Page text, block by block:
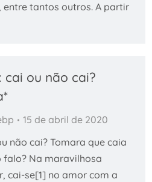
entre tantos outros. A partir
cai ou não cai?
15 de abril de 2020
não cai? Tomara que caia
falo? Na maravilhosa
cai-se[1] no amor com a